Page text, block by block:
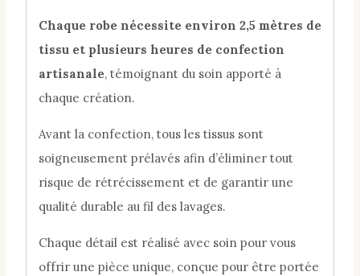
Chaque robe nécessite environ 2,5 mètres de
tissu et plusieurs heures de confection
artisanale, témoignant du soin apporté à
chaque création.
Avant la confection, tous les tissus sont
soigneusement prélavés afin d’éliminer tout
risque de rétrécissement et de garantir une
qualité durable au fil des lavages.
Chaque détail est réalisé avec soin pour vous
offrir une pièce unique, conçue pour être portée